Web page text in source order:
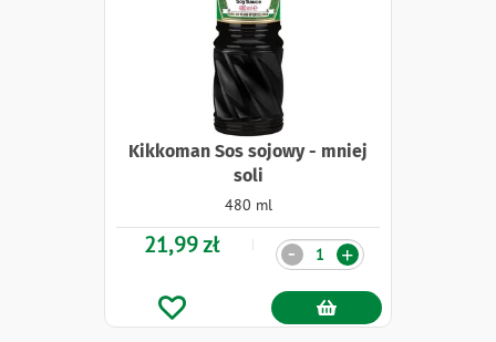
Kikkoman Sos sojowy - mniej
soli
480 ml
21,99 zł Ilość +
-